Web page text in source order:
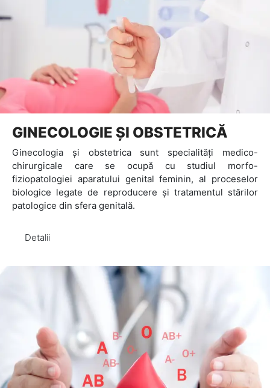
GINECOLOGIE ȘI OBSTETRICĂ
Ginecologia și obstetrica sunt specialități medico-
chirurgicale care se ocupă cu studiul morfo-
fiziopatologiei aparatului genital feminin, al proceselor
biologice legate de reproducere și tratamentul stărilor
patologice din sfera genitală.
Detalii